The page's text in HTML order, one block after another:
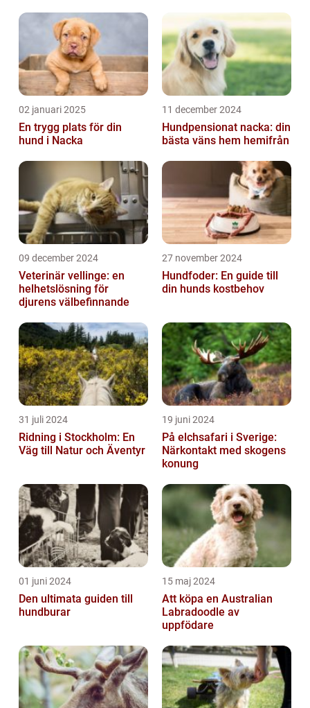
02 januari 2025
En trygg plats för din
hund i Nacka
11 december 2024
Hundpensionat nacka: din
bästa väns hem hemifrån
09 december 2024
Veterinär vellinge: en
helhetslösning för
djurens välbefinnande
27 november 2024
Hundfoder: En guide till
din hunds kostbehov
31 juli 2024
Ridning i Stockholm: En
Väg till Natur och Äventyr
19 juni 2024
På elchsafari i Sverige:
Närkontakt med skogens
konung
01 juni 2024
Den ultimata guiden till
hundburar
15 maj 2024
Att köpa en Australian
Labradoodle av
uppfödare